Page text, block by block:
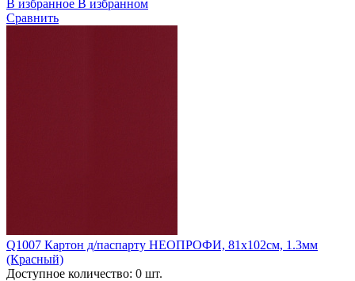
В избранное В избранном
Сравнить
Q1007 Картон д/паспарту НЕОПРОФИ, 81x102см, 1.3мм
(Красный)
Доступное количество: 0 шт.